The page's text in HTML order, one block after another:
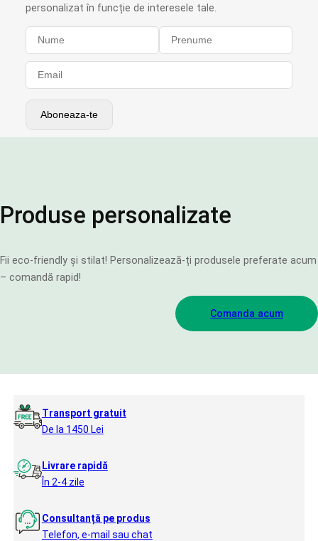
personalizat în funcție de interesele tale.
Produse personalizate
Fii eco-friendly și stilat! Personalizează-ți produsele preferate acum
– comandă rapid!
Comanda acum
Transport gratuit
De la 1450 Lei
Livrare rapidă
În 2-4 zile
Consultanță pe produs
Telefon, e-mail sau chat